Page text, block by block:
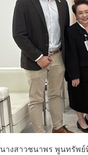
นางสาวชนาพร พูนทรัพ